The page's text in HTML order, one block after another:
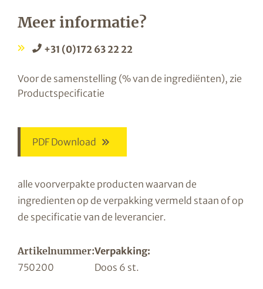
Meer informatie?
+31 (0)172 63 22 22
Voor de samenstelling (% van de ingrediënten), zie
Productspecificatie
PDF Download
alle voorverpakte producten waarvan de
ingredienten op de verpakking vermeld staan of op
de specificatie van de leverancier.
Artikelnummer:Verpakking:
750200
Doos 6 st.